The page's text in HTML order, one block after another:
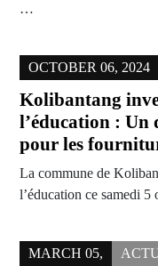
…
OCTOBER 06, 2024
Kolibantang
l’éducation : Un
pour les
La commune de
l’éducation ce samedi
MARCH 05,